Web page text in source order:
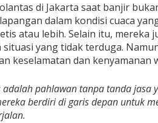
di Jakarta saat banjir
dalam kondisi cuaca
atau lebih. Selain itu, mereka
situasi yang tidak terduga.
keselamatan dan kenyamanan
adalah pahlawan tanpa tanda jasa
berdiri di garis depan untuk